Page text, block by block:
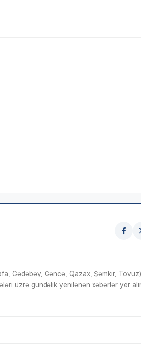
Gədəbəy, Gəncə, Qazax, Şəmkir,
üzrə gündəlik yenilənən xəbərlər yer